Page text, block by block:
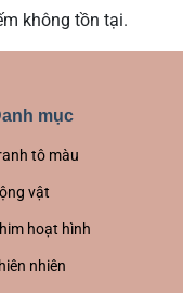
không tồn tại.
mục
tô màu
vật
hoạt hình
nhiên